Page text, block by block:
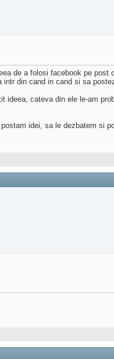
de a folosi facebook pe
din cand in cand si sa
cateva din ele le-am
idei, sa le dezbatem si